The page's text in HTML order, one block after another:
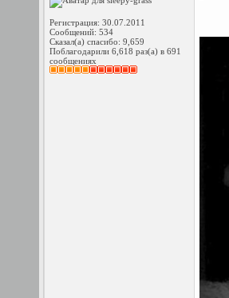
Регистрация: 30.07.2011
Сообщений: 534
Сказал(а) спасибо: 9,659
Поблагодарили 6,618 раз(а) в 691
сообщениях